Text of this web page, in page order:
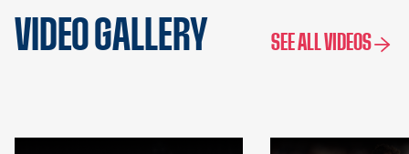
VIDEO GALLERY SEE ALL VIDEOS